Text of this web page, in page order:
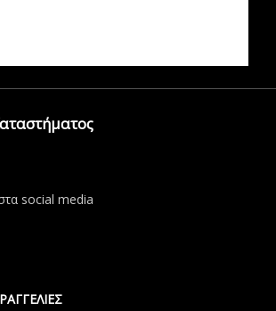
social media